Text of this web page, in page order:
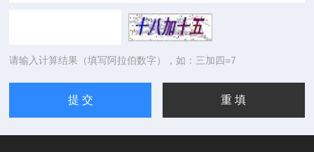
请输入计算结果（填写阿拉伯数字），如：三加四=7